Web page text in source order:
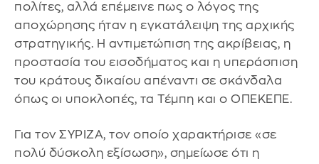
πολίτες, αλλά επέμεινε πως ο λόγος της
αποχώρησης ήταν η εγκατάλειψη της αρχικής
στρατηγικής. Η αντιμετώπιση της ακρίβειας, η
προστασία του εισοδήματος και η υπεράσπιση
του κράτους δικαίου απέναντι σε σκάνδαλα
όπως οι υποκλοπές, τα Τέμπη και ο ΟΠΕΚΕΠΕ.
Για τον ΣΥΡΙΖΑ, τον οποίο χαρακτήρισε «σε
πολύ δύσκολη εξίσωση», σημείωσε ότι η